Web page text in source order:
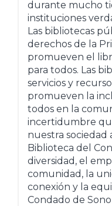
durante mucho
instituciones
Las bibliotecas
derechos de la
promueven el
para todos. Las
servicios y
promueven la
todos en la
incertidumbre
nuestra sociedad
Biblioteca del
diversidad, el
comunidad, la
conexión y la
Condado de